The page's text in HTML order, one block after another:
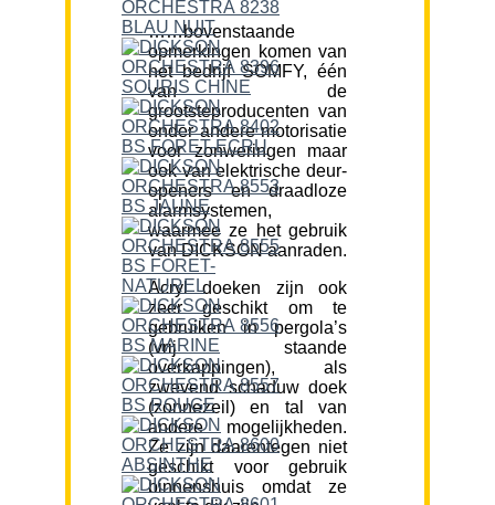
……bovenstaande
opmerkingen komen van
het bedrijf SOMFY, één
van de
grootsteproducenten van
onder andere motorisatie
voor zonweringen maar
ook van elektrische deur-
openers en draadloze
alarmsystemen,
waarmee ze het gebruik
van DICKSON aanraden.
Acryl doeken zijn ook
zeer geschikt om te
gebruiken in pergola’s
(vrij staande
overkappingen), als
zwevend schaduw doek
(zonnezeil) en tal van
andere mogelijkheden.
Ze zijn daarentegen niet
geschikt voor gebruik
binnenshuis omdat ze